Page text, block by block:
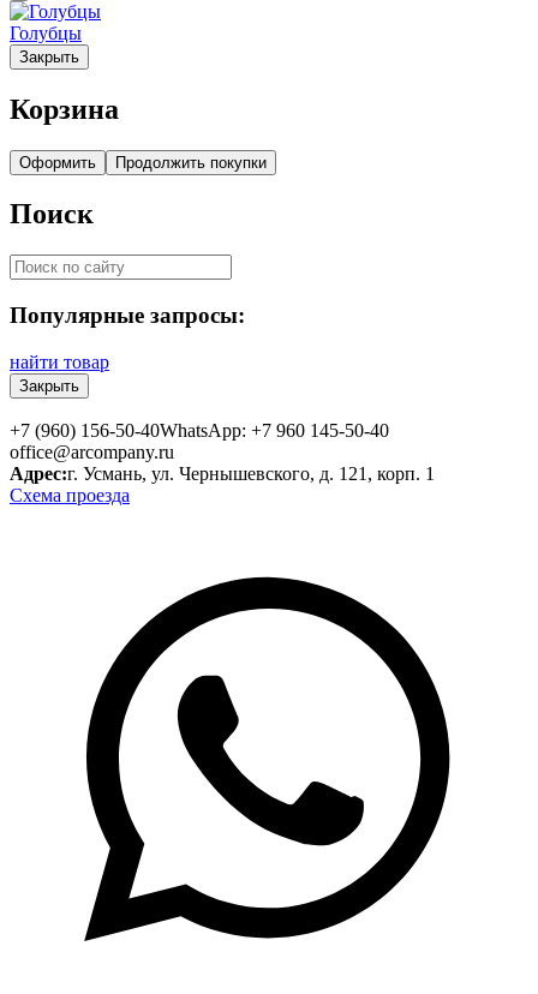
Голубцы
Закрыть
Корзина
Оформить Продолжить покупки
Поиск
Популярные запросы:
найти товар
Закрыть
+7 (960) 156-50-40WhatsApp: +7 960 145-50-40
office@arcompany.ru
Адрес:г. Усмань, ул. Чернышевского, д. 121, корп. 1
Схема проезда